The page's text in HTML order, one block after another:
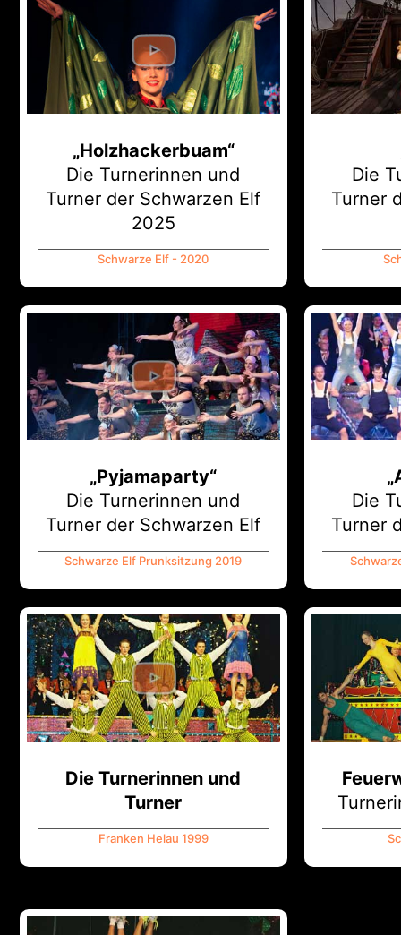
„Holzhackerbuam“
Die Turnerinnen und
Turner der Schwarzen Elf
2025
Schwarze Elf - 2020
Die
Turner
„Pyjamaparty“
Die Turnerinnen und
Turner der Schwarzen Elf
Schwarze Elf Prunksitzung 2019
Die
Turner
Die Turnerinnen und
Turner
Franken Helau 1999